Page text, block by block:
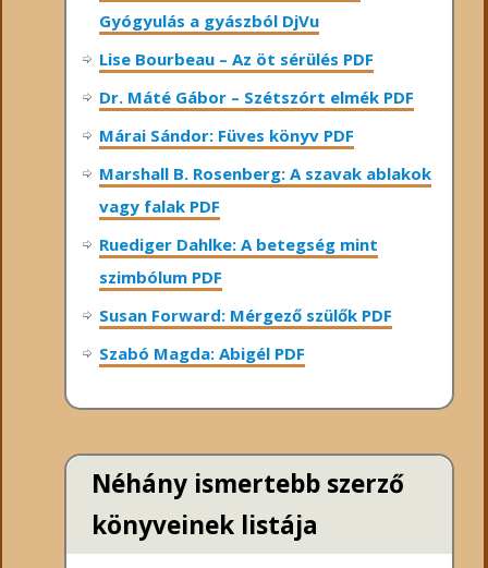
Gyógyulás a gyászból DjVu
Lise Bourbeau – Az öt sérülés PDF
Dr. Máté Gábor – Szétszórt elmék PDF
Márai Sándor: Füves könyv PDF
Marshall B. Rosenberg: A szavak ablakok
vagy falak PDF
Ruediger Dahlke: A betegség mint
szimbólum PDF
Susan Forward: Mérgező szülők PDF
Szabó Magda: Abigél PDF
Néhány ismertebb szerző
könyveinek listája